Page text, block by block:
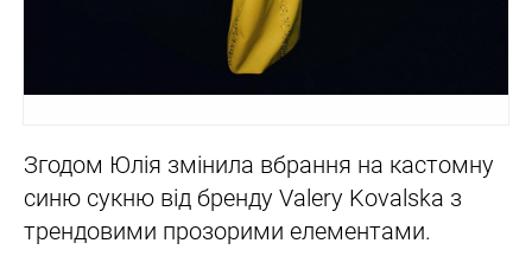
Згодом Юлія змінила вбрання на кастомну
синю сукню від бренду Valery Kovalska з
трендовими прозорими елементами.